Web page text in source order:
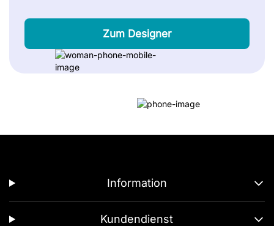
Zum Designer
Information
Kundendienst